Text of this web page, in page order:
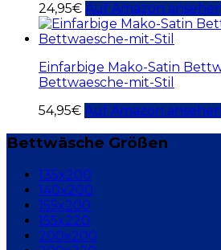
24,95€ Auf Amazon
Einfarbige Mako-Satin
Bettwaesche-mit-Stil
54,95€ Auf Amazon ansehen
Bettwäsche Größen
135x200
140x200
155x200
155x220
200x200